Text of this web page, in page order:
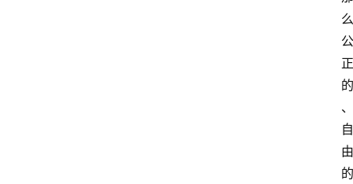
么
公
正
的
、
自
由
的